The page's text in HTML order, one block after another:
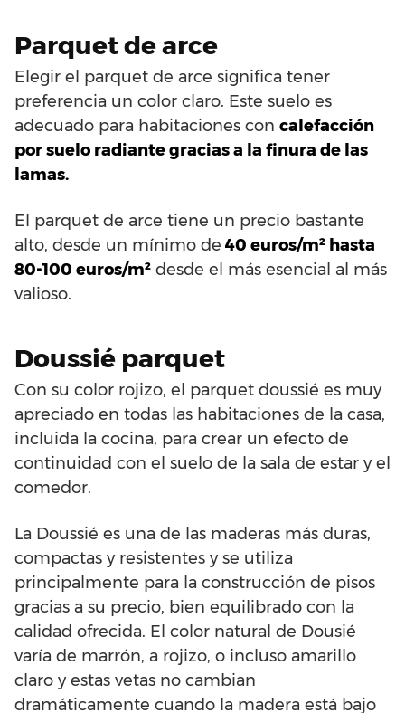
Parquet de arce
Elegir el parquet de arce significa tener
preferencia un color claro. Este suelo es
adecuado para habitaciones con calefacción
por suelo radiante gracias a la finura de las
lamas.
El parquet de arce tiene un precio bastante
alto, desde un mínimo de 40 euros/m² hasta
80-100 euros/m² desde el más esencial al más
valioso.
Doussié parquet
Con su color rojizo, el parquet doussié es muy
apreciado en todas las habitaciones de la casa,
incluida la cocina, para crear un efecto de
continuidad con el suelo de la sala de estar y el
comedor.
La Doussié es una de las maderas más duras,
compactas y resistentes y se utiliza
principalmente para la construcción de pisos
gracias a su precio, bien equilibrado con la
calidad ofrecida. El color natural de Dousié
varía de marrón, a rojizo, o incluso amarillo
claro y estas vetas no cambian
dramáticamente cuando la madera está bajo